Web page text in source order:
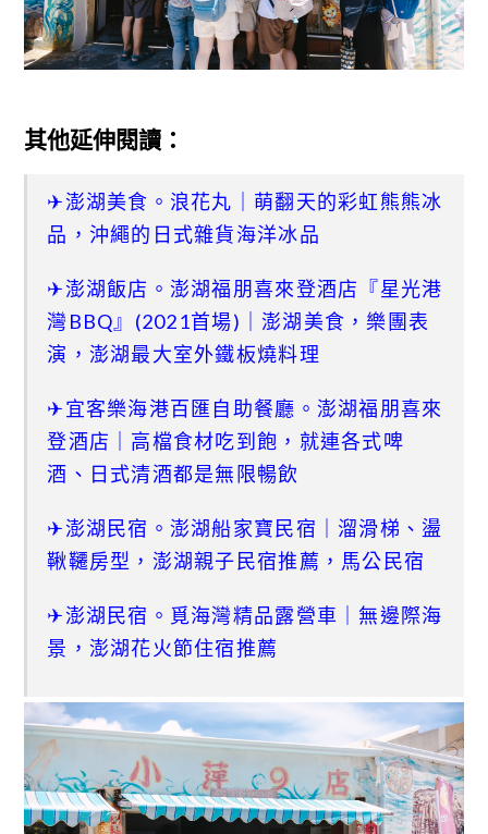
其他延伸閱讀：
✈澎湖美食。浪花丸｜萌翻天的彩虹熊熊冰
品，沖繩的日式雜貨海洋冰品
✈澎湖飯店。澎湖福朋喜來登酒店『星光港
灣BBQ』(2021首場)｜澎湖美食，樂團表
演，澎湖最大室外鐵板燒料理
✈宜客樂海港百匯自助餐廳。澎湖福朋喜來
登酒店｜高檔食材吃到飽，就連各式啤
酒、日式清酒都是無限暢飲
✈澎湖民宿。澎湖船家寶民宿｜溜滑梯、盪
鞦韆房型，澎湖親子民宿推薦，馬公民宿
✈澎湖民宿。覓海灣精品露營車｜無邊際海
景，澎湖花火節住宿推薦